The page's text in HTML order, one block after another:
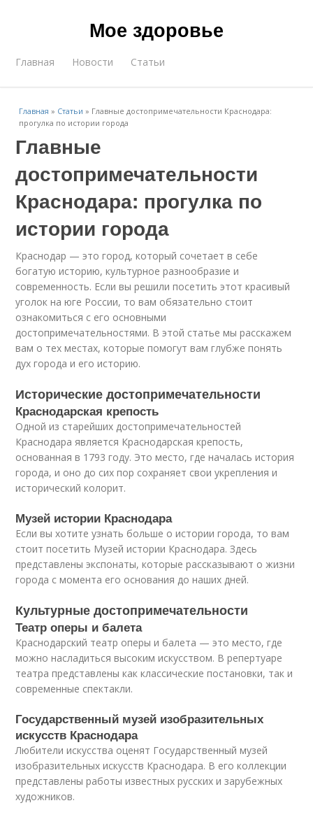
Мое здоровье
Главная Новости Статьи
Главная » Статьи » Главные достопримечательности Краснодара:
прогулка по истории города
Главные
достопримечательности
Краснодара: прогулка по
истории города
Краснодар — это город, который сочетает в себе
богатую историю, культурное разнообразие и
современность. Если вы решили посетить этот красивый
уголок на юге России, то вам обязательно стоит
ознакомиться с его основными
достопримечательностями. В этой статье мы расскажем
вам о тех местах, которые помогут вам глубже понять
дух города и его историю.
Исторические достопримечательности
Краснодарская крепость
Одной из старейших достопримечательностей
Краснодара является Краснодарская крепость,
основанная в 1793 году. Это место, где началась история
города, и оно до сих пор сохраняет свои укрепления и
исторический колорит.
Музей истории Краснодара
Если вы хотите узнать больше о истории города, то вам
стоит посетить Музей истории Краснодара. Здесь
представлены экспонаты, которые рассказывают о жизни
города с момента его основания до наших дней.
Культурные достопримечательности
Театр оперы и балета
Краснодарский театр оперы и балета — это место, где
можно насладиться высоким искусством. В репертуаре
театра представлены как классические постановки, так и
современные спектакли.
Государственный музей изобразительных
искусств Краснодара
Любители искусства оценят Государственный музей
изобразительных искусств Краснодара. В его коллекции
представлены работы известных русских и зарубежных
художников.